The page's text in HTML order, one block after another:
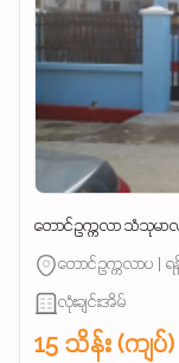
တောင်ဥက္ကလာ သံသုမာ
တောင်ဥက္ကလာပ |
လုံးချင်းအိမ်
15 သိန်း (ကျပ်)